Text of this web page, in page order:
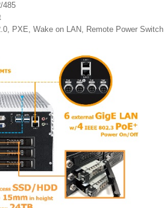
485
PXE, Wake on LAN, Remote Power Switch